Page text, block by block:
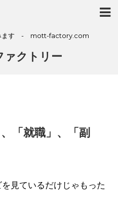
ます - mott-factory.com
ァクトリー
「就職」、「副
見ているだけじゃもった